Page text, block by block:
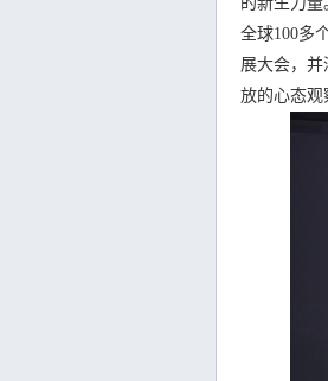
全球100多
展大会，
放的心态观